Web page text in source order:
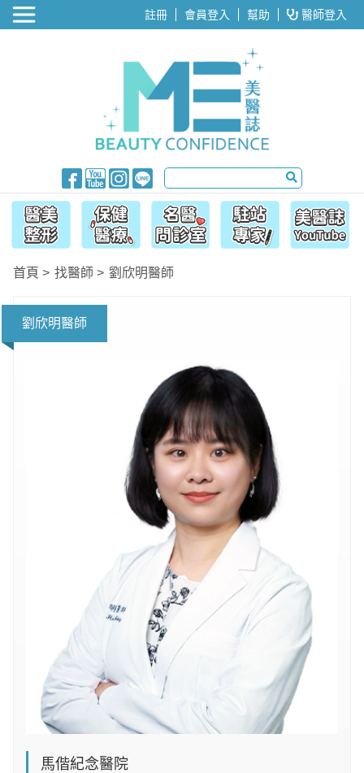
醫美整形 註冊 會員登入 幫助 醫師登入
首頁 找醫師 劉欣明醫師
劉欣明醫師
馬偕紀念醫院